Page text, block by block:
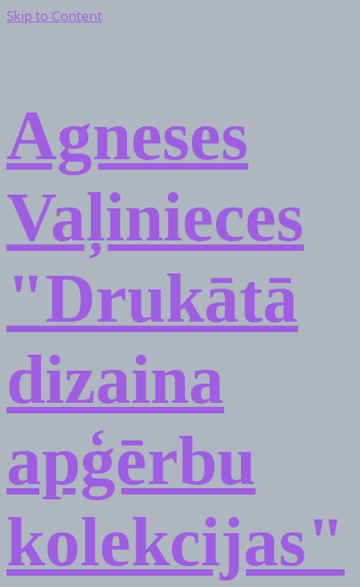
Skip to Content
Agneses
Vaļinieces
"Drukātā
dizaina
apģērbu
kolekcijas"